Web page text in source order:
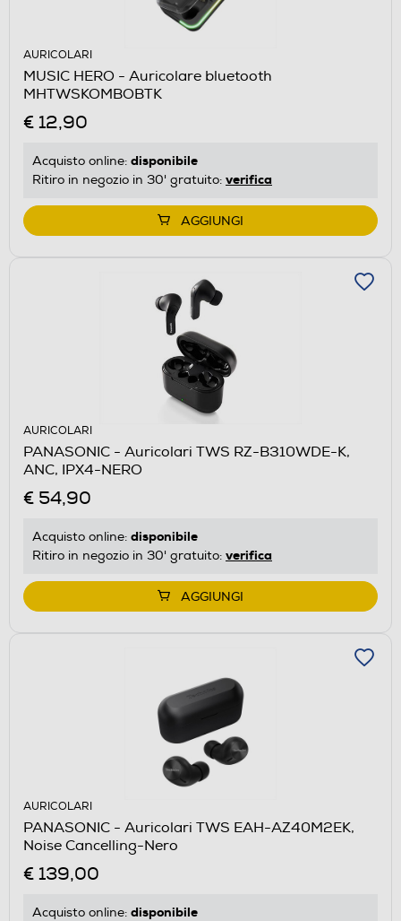
AURICOLARI
MUSIC HERO - Auricolare bluetooth
MHTWSKOMBOBTK
€ 12,90
Acquisto online: disponibile
Ritiro in negozio in 30' gratuito: verifica
AGGIUNGI
AURICOLARI
PANASONIC - Auricolari TWS RZ-B310WDE-K,
ANC, IPX4-NERO
€ 54,90
Acquisto online: disponibile
Ritiro in negozio in 30' gratuito: verifica
AGGIUNGI
AURICOLARI
PANASONIC - Auricolari TWS EAH-AZ40M2EK,
Noise Cancelling-Nero
€ 139,00
Acquisto online: disponibile